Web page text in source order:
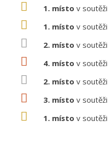
1. místo v soutěži
1. místo v soutěži
2. místo v soutěži
4. místo v soutěži
2. místo v soutěži
3. místo v soutěži
1. místo v soutěži